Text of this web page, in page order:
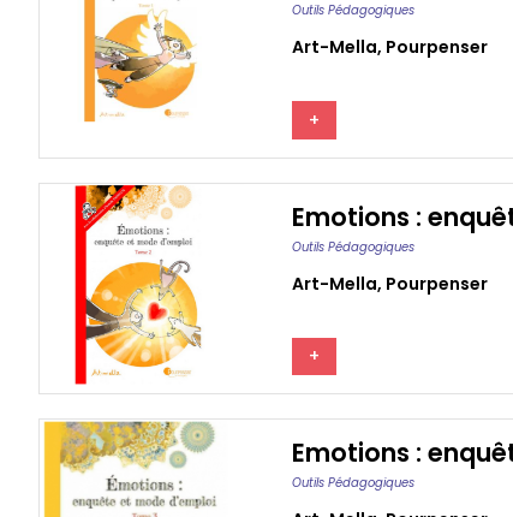
Outils Pédagogiques
Art-Mella, Pourpenser
+
Emotions :
Outils Pédagogiques
Art-Mella, Pourpenser
+
Emotions :
Outils Pédagogiques